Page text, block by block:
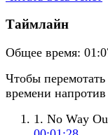
Таймлайн
Общее время:
Чтобы
времени напротив
1. No Way